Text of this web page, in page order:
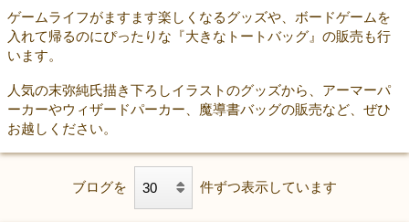
ゲームライフがますます楽しくなるグッズや、ボードゲームを
入れて帰るのにぴったりな『大きなトートバッグ』の販売も行
います。
人気の末弥純氏描き下ろしイラストのグッズから、アーマーパ
ーカーやウィザードパーカー、魔導書バッグの販売など、ぜひ
お越しください。
ブログを 件ずつ表示しています